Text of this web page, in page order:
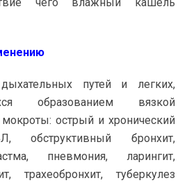
путей и легких,
образованием вязкой
острый и хронический
обструктивный бронхит,
пневмония, ларингит,
трахеобронхит, туберкулез